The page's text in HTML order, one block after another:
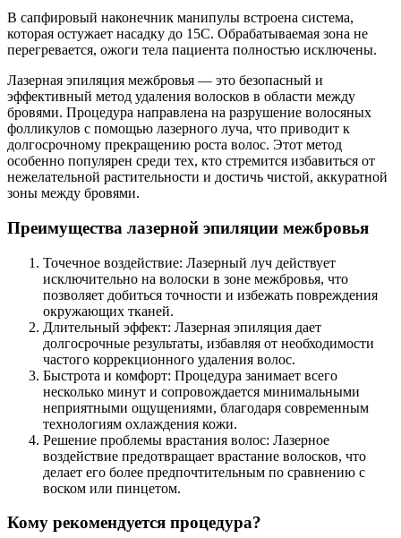
В сапфировый наконечник манипулы встроена система,
которая остужает насадку до 15С. Обрабатываемая зона не
перегревается, ожоги тела пациента полностью исключены.
Лазерная эпиляция межбровья — это безопасный и
эффективный метод удаления волосков в области между
бровями. Процедура направлена на разрушение волосяных
фолликулов с помощью лазерного луча, что приводит к
долгосрочному прекращению роста волос. Этот метод
особенно популярен среди тех, кто стремится избавиться от
нежелательной растительности и достичь чистой, аккуратной
зоны между бровями.
Преимущества лазерной эпиляции межбровья
Точечное воздействие: Лазерный луч действует
исключительно на волоски в зоне межбровья, что
позволяет добиться точности и избежать повреждения
окружающих тканей.
Длительный эффект: Лазерная эпиляция дает
долгосрочные результаты, избавляя от необходимости
частого коррекционного удаления волос.
Быстрота и комфорт: Процедура занимает всего
несколько минут и сопровождается минимальными
неприятными ощущениями, благодаря современным
технологиям охлаждения кожи.
Решение проблемы врастания волос: Лазерное
воздействие предотвращает врастание волосков, что
делает его более предпочтительным по сравнению с
воском или пинцетом.
Кому рекомендуется процедура?